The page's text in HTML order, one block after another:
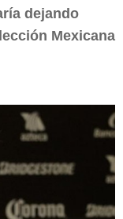
dejando
Mexicana